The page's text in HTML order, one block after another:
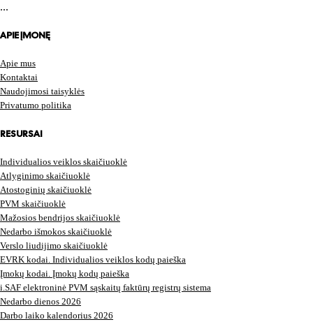
...
APIE ĮMONĘ
Apie mus
Kontaktai
Naudojimosi taisyklės
Privatumo politika
RESURSAI
Individualios veiklos skaičiuoklė
Atlyginimo skaičiuoklė
Atostoginių skaičiuoklė
PVM skaičiuoklė
Mažosios bendrijos skaičiuoklė
Nedarbo išmokos skaičiuoklė
Verslo liudijimo skaičiuoklė
EVRK kodai. Individualios veiklos kodų paieška
Įmokų kodai. Įmokų kodų paieška
i.SAF elektroninė PVM sąskaitų faktūrų registrų sistema
Nedarbo dienos 2026
Darbo laiko kalendorius 2026